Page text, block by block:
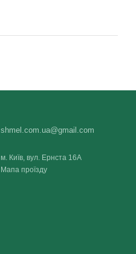
shmel.com.ua@gmail.com
м. Київ, вул. Ернста 16А
Мапа проїзду